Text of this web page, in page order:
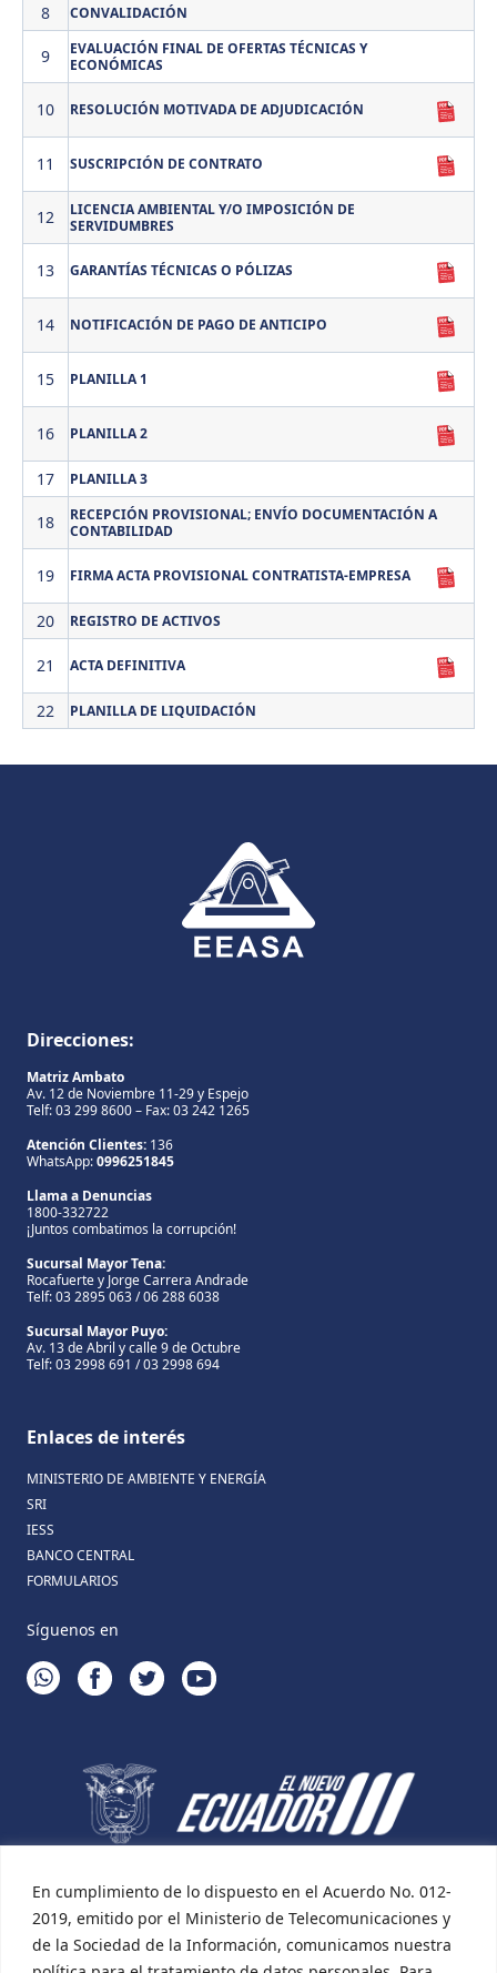
En cumplimiento de lo dispuesto en el Acuerdo No. 012-
2019, emitido por el Ministerio de Telecomunicaciones y
de la Sociedad de la Información, comunicamos nuestra
8 CONVALIDACIÓN
9
EVALUACIÓN FINAL DE OFERTAS TÉCNICAS Y
ECONÓMICAS
10 RESOLUCIÓN MOTIVADA DE ADJUDICACIÓN
11 SUSCRIPCIÓN DE CONTRATO
12
LICENCIA AMBIENTAL Y/O IMPOSICIÓN DE
SERVIDUMBRES
13 GARANTÍAS TÉCNICAS O PÓLIZAS
14 NOTIFICACIÓN DE PAGO DE ANTICIPO
15 PLANILLA 1
16 PLANILLA 2
17 PLANILLA 3
18
RECEPCIÓN PROVISIONAL; ENVÍO DOCUMENTACIÓN A
CONTABILIDAD
19 FIRMA ACTA PROVISIONAL CONTRATISTA-EMPRESA
20 REGISTRO DE ACTIVOS
21 ACTA DEFINITIVA
22 PLANILLA DE LIQUIDACIÓN
Direcciones:
Matriz Ambato
Av. 12 de Noviembre 11-29 y Espejo
Telf: 03 299 8600 – Fax: 03 242 1265
Atención Clientes: 136
WhatsApp:0996251845
Llama a Denuncias
1800-332722
¡Juntos combatimos la corrupción!
Sucursal Mayor Tena:
Rocafuerte y Jorge Carrera Andrade
Telf: 03 2895 063 / 06 288 6038
Sucursal Mayor Puyo:
Av. 13 de Abril y calle 9 de Octubre
Telf: 03 2998 691 / 03 2998 694
Enlaces de interés
MINISTERIO DE AMBIENTE Y ENERGÍA
SRI
IESS
BANCO CENTRAL
FORMULARIOS
Síguenos en
WHATSAPPFACEBOOKTWITTERYOUTUBE